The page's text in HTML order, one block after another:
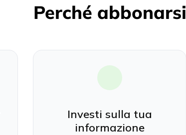
Perché abbonarsi
Investi sulla tua
informazione